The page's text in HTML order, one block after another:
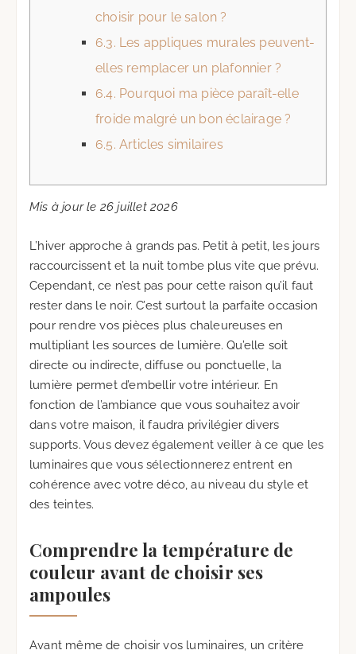
choisir pour le salon ?
6.3. Les appliques murales peuvent-
elles remplacer un plafonnier ?
6.4. Pourquoi ma pièce paraît-elle
froide malgré un bon éclairage ?
6.5. Articles similaires
Mis à jour le 26 juillet 2026
L’hiver approche à grands pas. Petit à petit, les jours
raccourcissent et la nuit tombe plus vite que prévu.
Cependant, ce n’est pas pour cette raison qu’il faut
rester dans le noir. C’est surtout la parfaite occasion
pour rendre vos pièces plus chaleureuses en
multipliant les sources de lumière. Qu’elle soit
directe ou indirecte, diffuse ou ponctuelle, la
lumière permet d’embellir votre intérieur. En
fonction de l’ambiance que vous souhaitez avoir
dans votre maison, il faudra privilégier divers
supports. Vous devez également veiller à ce que les
luminaires que vous sélectionnerez entrent en
cohérence avec votre déco, au niveau du style et
des teintes.
Comprendre la température de
couleur avant de choisir ses
ampoules
Avant même de choisir vos luminaires, un critère